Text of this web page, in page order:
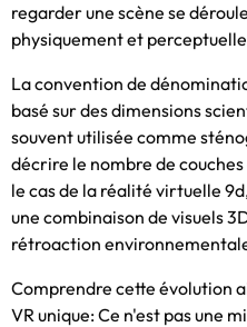
regarder une scène se
physiquement et
La convention de
basé sur des dimensions
souvent utilisée comme
décrire le nombre de
le cas de la réalité virtuelle
une combinaison de visuels
rétroaction
Comprendre cette évolution
VR unique: Ce n'est pas une